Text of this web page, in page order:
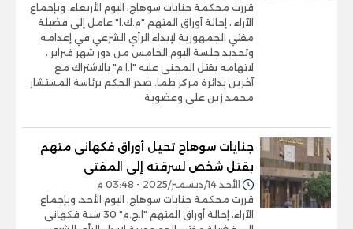
قررت محكمة جنايات سوهاج، اليوم الأربعاء، وبإجماع
الآراء ، إحالة أوراق المتهم "م.ك.ا" عامل إلى فضيلة
مفتي الجمهورية لإبداء الرأي الشرعي في إعدامه
وتحديد جلسة اليوم الخامس من دور شهر فبراير ،
لاتهامه بقتل المجنى عليه "ا.ا.م" بالاشتراك مع
آخرين بدائرة مركز طما. صدر الحكم برئاسة المستشار
محمد زين على وعضوية
جنايات سوهاج تحيل أوراق فكهانى متهم
بقتل شخص لسرقته إلى المفتى
الأحد 14/ديسمبر/2025 - 03:48 م
قررت محكمة جنايات سوهاج، اليوم الأحد، وبإجماع
الآراء، إحالة أوراق المتهم "ا.ج.م" 30 سنة فكهانى